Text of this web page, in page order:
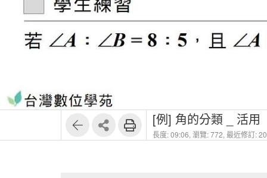
13
[例] 角的分類 _ 活用
長度: 09:06, 瀏覽: 772, 最近修訂: